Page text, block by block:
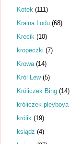
Kotek (111)
Kraina Lodu (68)
Krecik (10)
kropeczki (7)
Krowa (14)
Król Lew (5)
Króliczek Bing (14)
króliczek pleyboya
królik (19)
ksiądz (4)